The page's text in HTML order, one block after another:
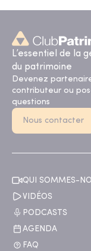
L’essentiel de la
du patrimoine
Devenez
contributeur ou
questions
Nous contacter
QUI SOMMES-
VIDÉOS
PODCASTS
AGENDA
FAQ